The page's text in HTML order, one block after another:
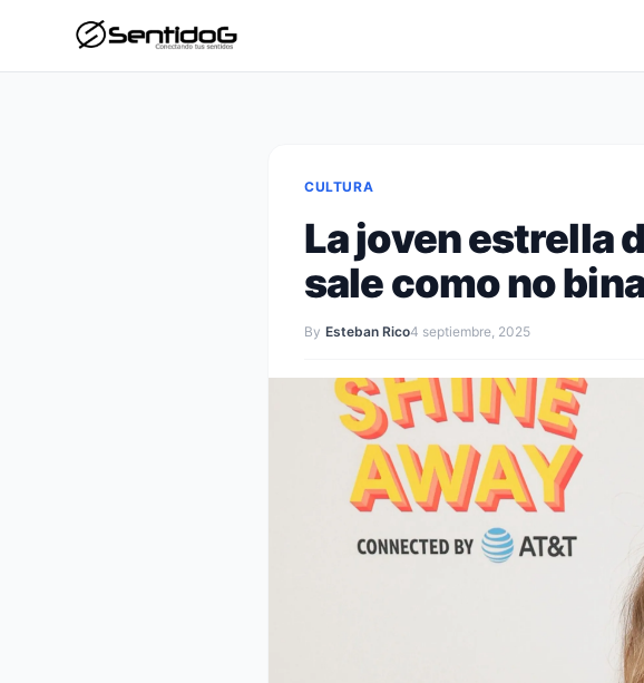
CULTURA
La joven estrella
sale como no
By Esteban Rico4 septiembre, 2025